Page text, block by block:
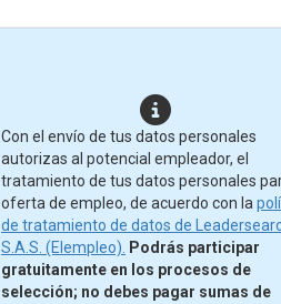
Con el envío de tus datos personales
autorizas al potencial empleador, el
tratamiento de tus datos personales
oferta de empleo, de acuerdo con la
de tratamiento de datos de
S.A.S. (Elempleo). Podrás participar
gratuitamente en los procesos de
selección; no debes pagar sumas de